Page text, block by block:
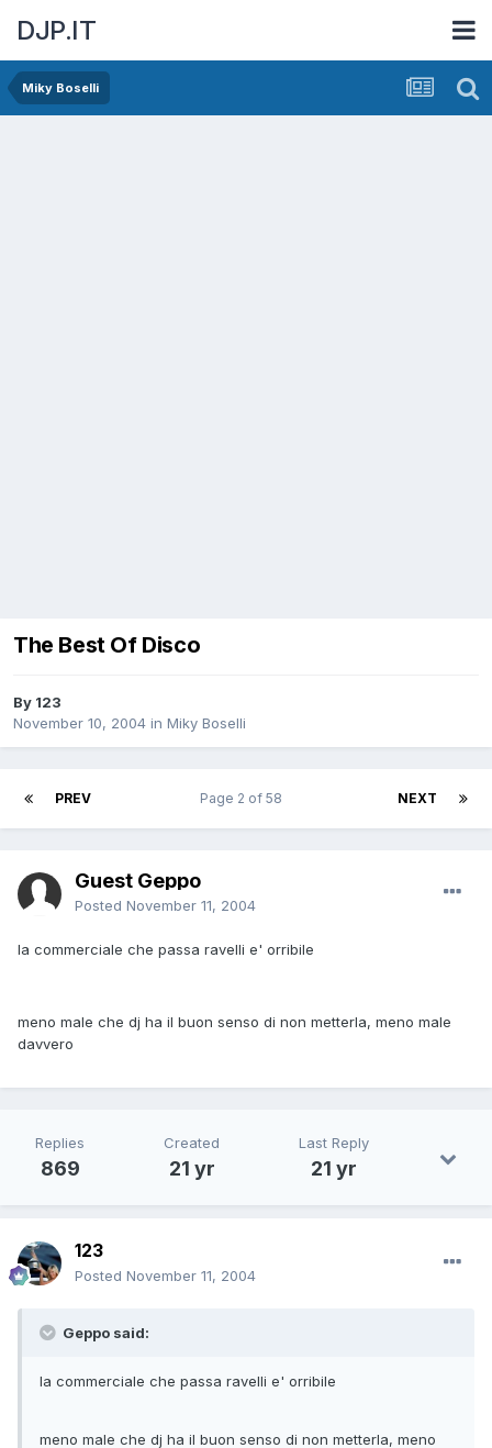
DJP.IT
Miky Boselli
The Best Of Disco
By 123
November 10, 2004 in Miky Boselli
PREV NEXT
Page 2 of 58
Guest Geppo
Posted November 11, 2004
la commerciale che passa ravelli e' orribile
meno male che dj ha il buon senso di non metterla, meno male
davvero
Replies
869
Created
21 yr
Last Reply
21 yr
123
Posted November 11, 2004
Geppo said:
la commerciale che passa ravelli e' orribile
meno male che dj ha il buon senso di non metterla, meno